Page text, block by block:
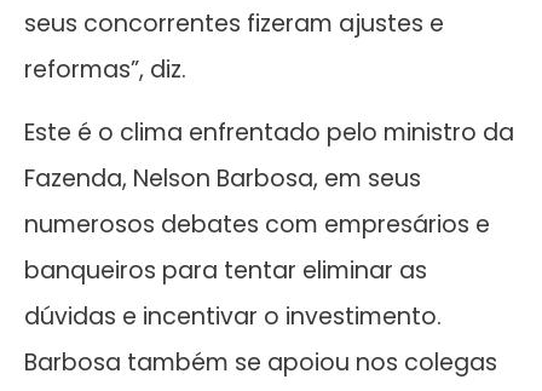
seus concorrentes fizeram ajustes e
reformas”, diz.
Este é o clima enfrentado pelo ministro da
Fazenda, Nelson Barbosa, em seus
numerosos debates com empresários e
banqueiros para tentar eliminar as
dúvidas e incentivar o investimento.
Barbosa também se apoiou nos colegas